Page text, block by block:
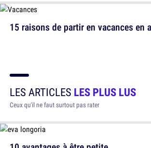
15 raisons de partir en vacances en
LES ARTICLES LES PLUS LUS
Ceux qu'il ne faut surtout pas rater